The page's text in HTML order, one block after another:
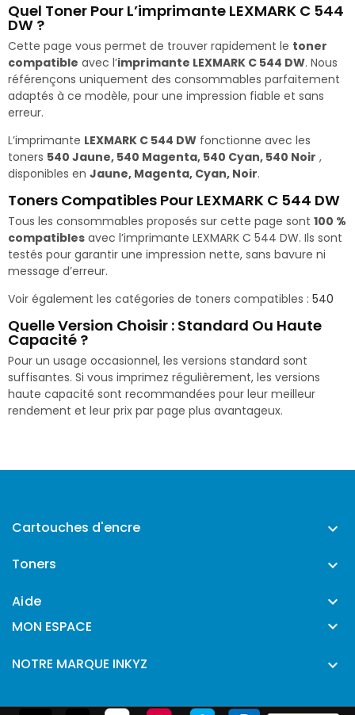
Quel Toner Pour L’imprimante LEXMARK C 544
DW ?
Cette page vous permet de trouver rapidement le toner
compatible avec l’imprimante LEXMARK C 544 DW. Nous
référençons uniquement des consommables parfaitement
adaptés à ce modèle, pour une impression fiable et sans
erreur.
L’imprimante LEXMARK C 544 DW fonctionne avec les
toners 540 Jaune, 540 Magenta, 540 Cyan, 540 Noir ,
disponibles en Jaune, Magenta, Cyan, Noir.
Toners Compatibles Pour LEXMARK C 544 DW
Tous les consommables proposés sur cette page sont 100 %
compatibles avec l’imprimante LEXMARK C 544 DW. Ils sont
testés pour garantir une impression nette, sans bavure ni
message d’erreur.
Voir également les catégories de toners compatibles : 540
Quelle Version Choisir : Standard Ou Haute
Capacité ?
Pour un usage occasionnel, les versions standard sont
suffisantes. Si vous imprimez régulièrement, les versions
haute capacité sont recommandées pour leur meilleur
rendement et leur prix par page plus avantageux.
Cartouches d'encre 
Toners 
Aide 
MON ESPACE 
NOTRE MARQUE INKYZ 